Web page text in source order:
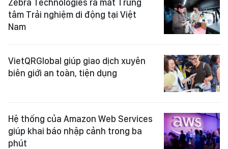
Zebra Technologies ra mắt Trung
tâm Trải nghiệm di động tại Việt
Nam
VietQRGlobal giúp giao dịch xuyên
biên giới an toàn, tiện dụng
Hệ thống của Amazon Web Services
giúp khai báo nhập cảnh trong ba
phút